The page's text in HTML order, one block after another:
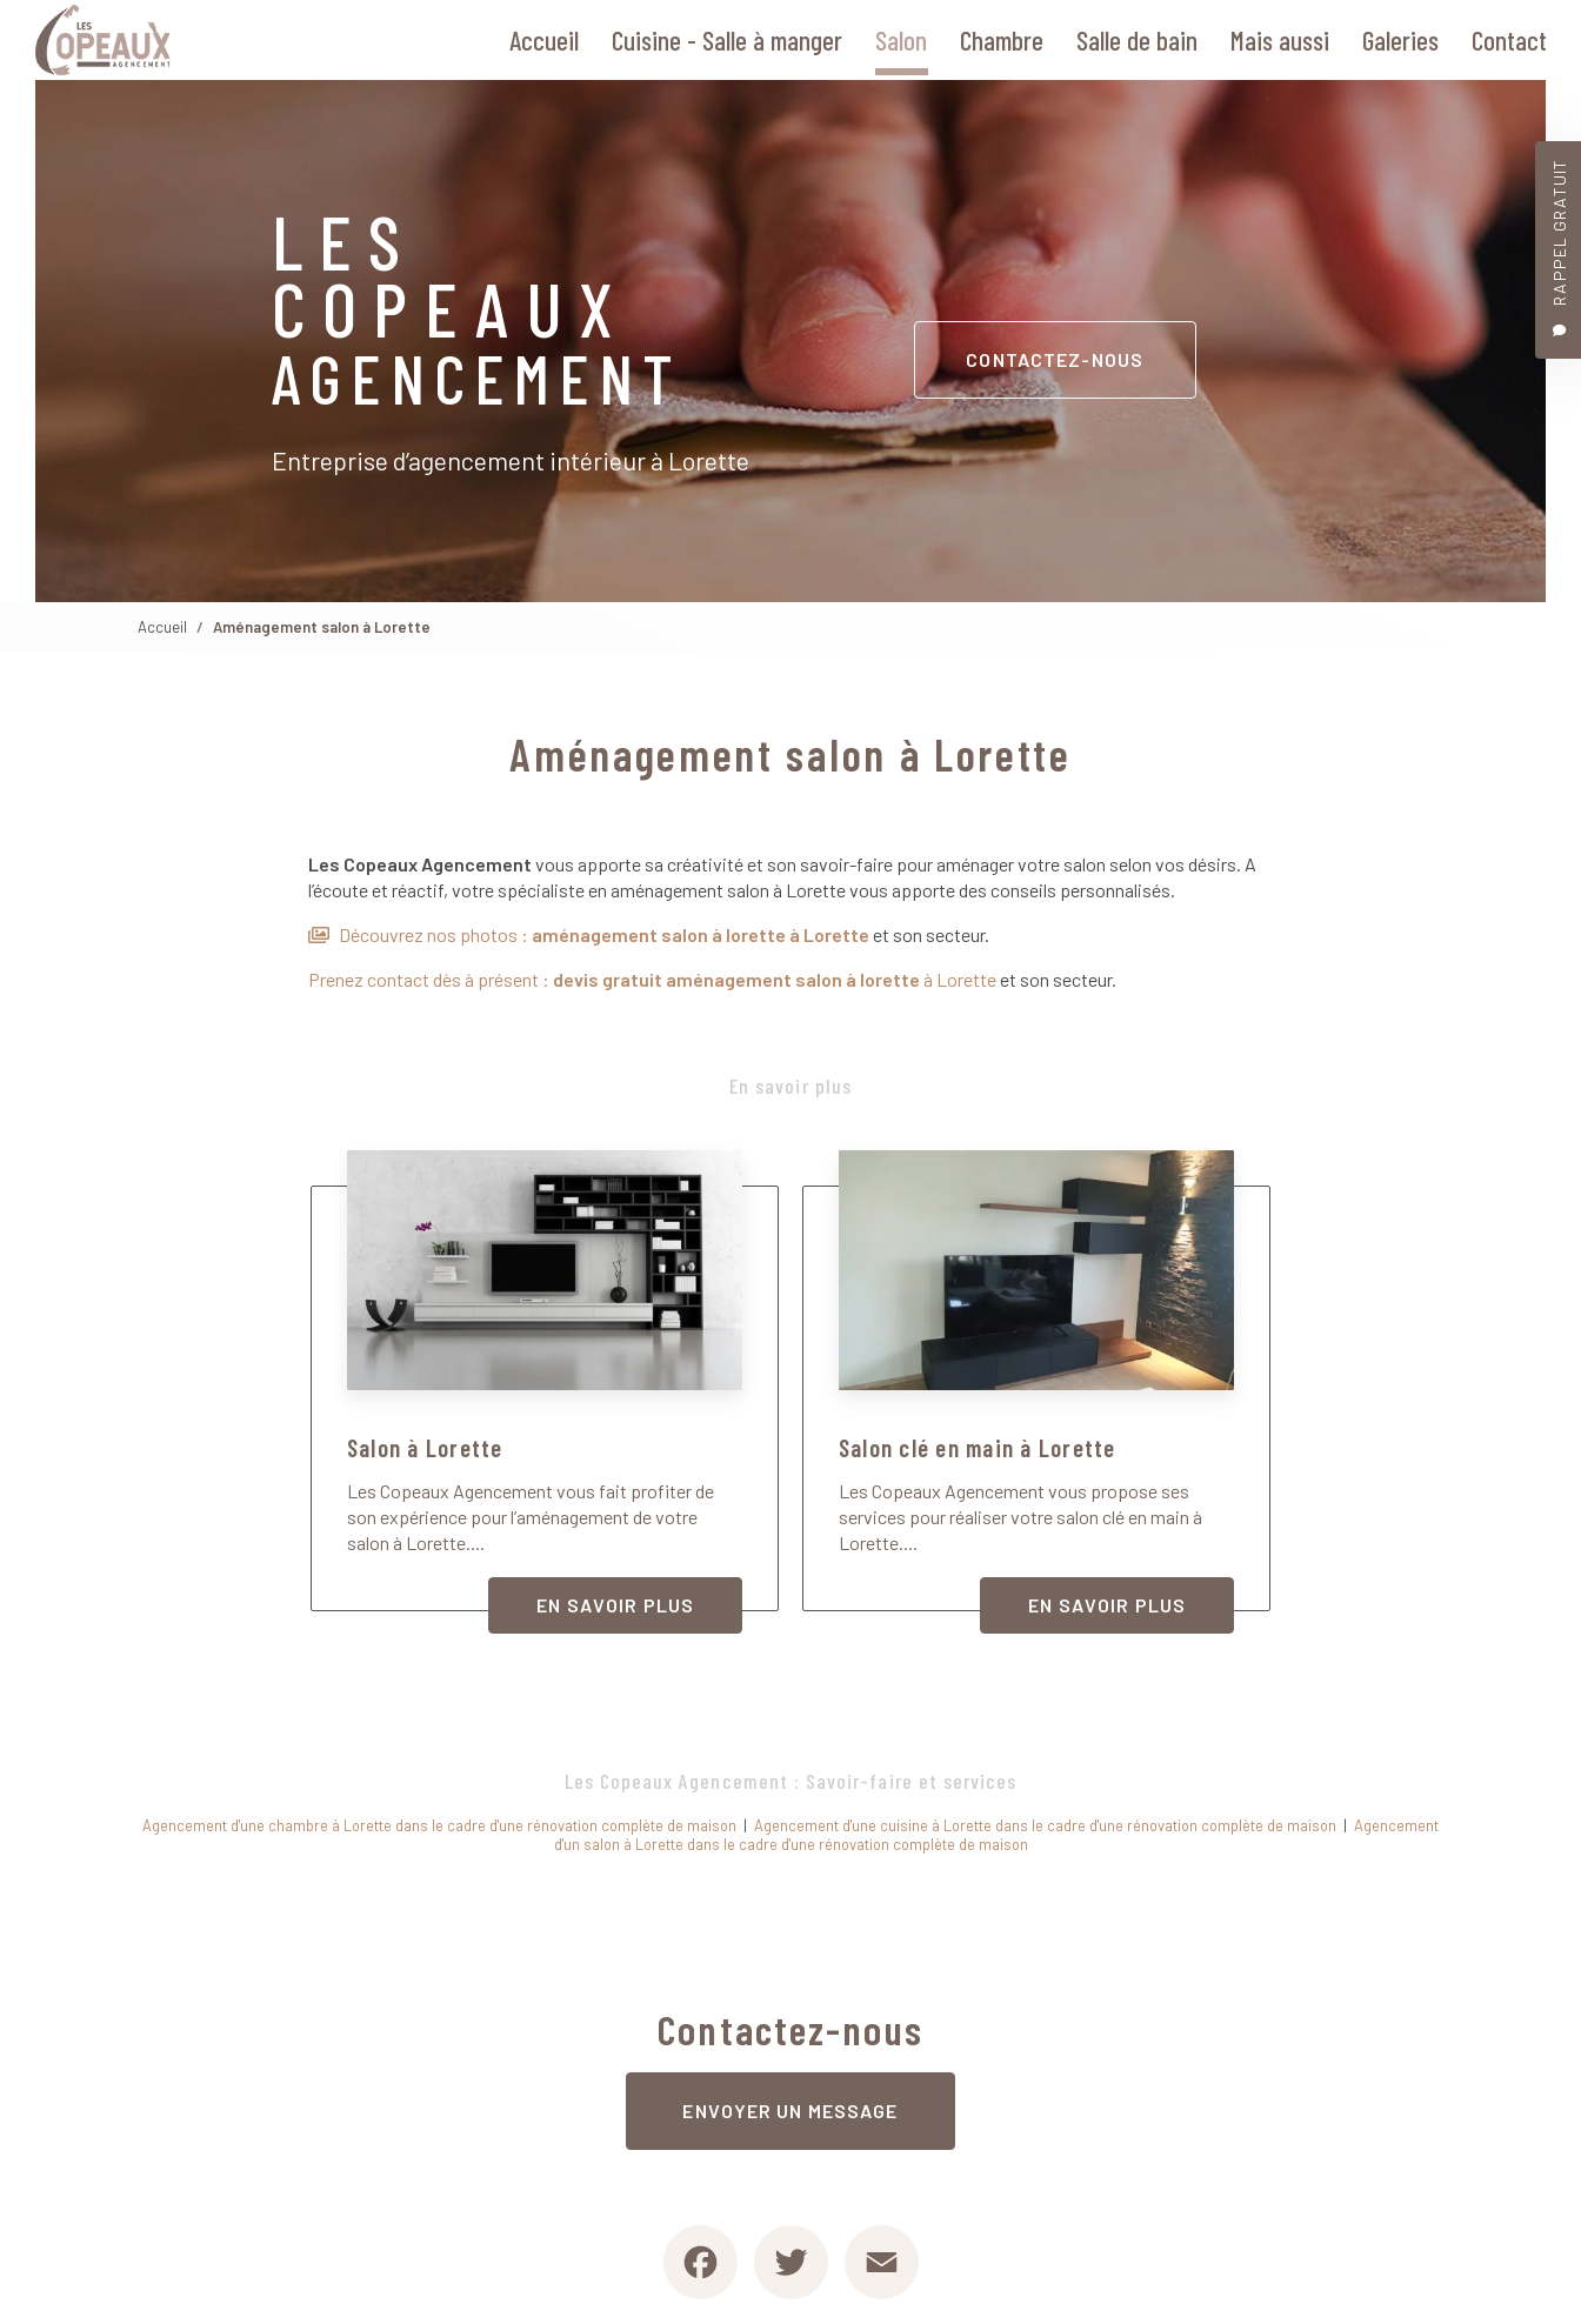
contenu
RAPPEL GRATUIT
Accueil Cuisine - Salle à manger Salon Chambre Salle de bain Mais aussi Galeries Contact
LES
COPEAUX
AGENCEMENT
Entreprise d’agencement intérieur à Lorette
CONTACTEZ-NOUS
Accueil Aménagement salon à Lorette
Aménagement salon à Lorette
Les Copeaux Agencement vous apporte sa créativité et son savoir-faire pour aménager votre salon selon vos désirs. A
l’écoute et réactif, votre spécialiste en aménagement salon à Lorette vous apporte des conseils personnalisés.
Découvrez nos photos : aménagement salon à lorette à Lorette et son secteur.
Prenez contact dès à présent : devis gratuit aménagement salon à lorette à Loretteet son secteur.
En savoir plus
Salon à Lorette
Les Copeaux Agencement vous fait profiter de
son expérience pour l’aménagement de votre
salon à Lorette....
EN SAVOIR PLUS
Salon clé en main à Lorette
Les Copeaux Agencement vous propose ses
services pour réaliser votre salon clé en main à
Lorette....
EN SAVOIR PLUS
Les Copeaux Agencement : Savoir-faire et services
Agencement d'une chambre à Lorette dans le cadre d'une rénovation complète de maison | Agencement d'une cuisine à Lorette dans le cadre d'une rénovation complète de maison | Agencement
d'un salon à Lorette dans le cadre d'une rénovation complète de maison
Contactez-nous
ENVOYER UN MESSAGE